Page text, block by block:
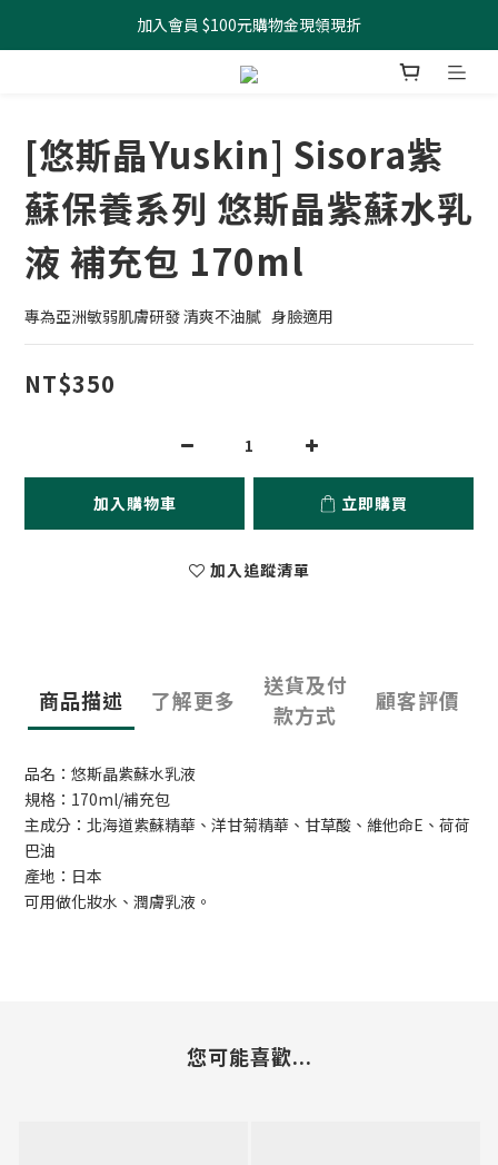
全館滿499元起 宅配免運
加入會員 $100元購物金現領現折
全館滿499元起 宅配免運
[悠斯晶Yuskin] Sisora紫
蘇保養系列 悠斯晶紫蘇水乳
液 補充包 170ml
專為亞洲敏弱肌膚研發 清爽不油膩   身臉適用
NT$350
加入購物車 立即購買
加入追蹤清單
商品描述 了解更多
送貨及付
款方式
顧客評價
品名：悠斯晶紫蘇水乳液
規格：170ml/補充包
主成分：北海道紫蘇精華、洋甘菊精華、甘草酸、維他命E、荷荷
巴油
產地：日本
可用做化妝水、潤膚乳液。
您可能喜歡...